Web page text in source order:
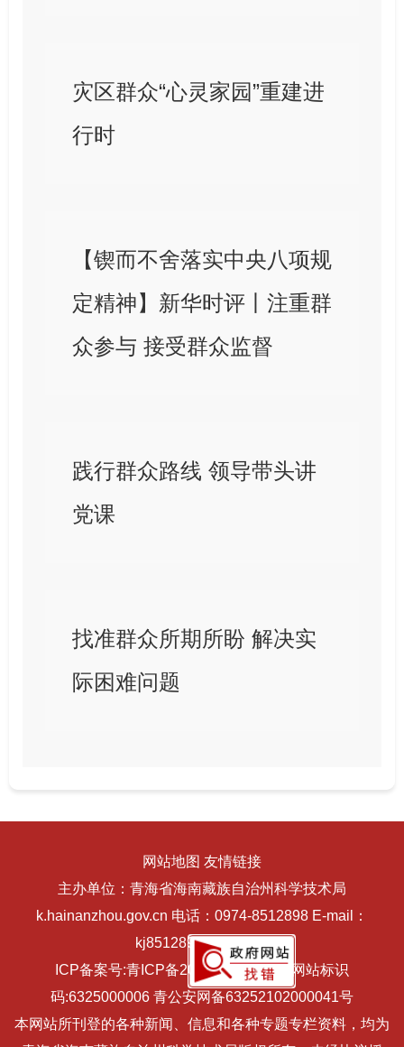
灾区群众“心灵家园”重建进
行时
【锲而不舍落实中央八项规
定精神】新华时评丨注重群
众参与 接受群众监督
践行群众路线 领导带头讲
党课
找准群众所期所盼 解决实
际困难问题
网站地图 友情链接
主办单位：青海省海南藏族自治州科学技术局
k.hainanzhou.gov.cn 电话：0974-8512898 E-mail：
kj8512898@163com
ICP备案号:青ICP备2021000532号-1
网站标识
码:6325000006 青公安网备63252102000041号
本网站所刊登的各种新闻、信息和各种专题专栏资料，均为